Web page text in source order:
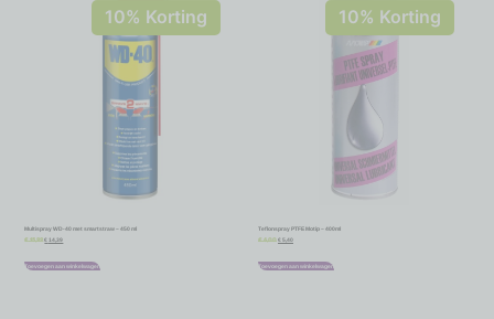
10% Korting
Multispray WD-40 met smartstraw – 450 ml
€15,99 € 14,39
Toevoegen aan winkelwagen
10% Korting
Teflonspray PTFE Motip – 400ml
€ 6,00 € 5,40
Toevoegen aan winkelwagen